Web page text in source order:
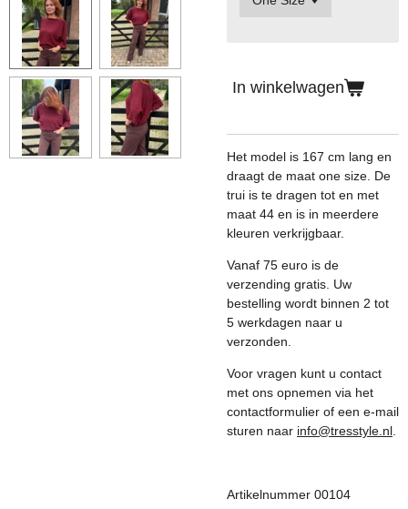
In winkelwagen
Het model is 167 cm lang en
draagt de maat one size. De
trui is te dragen tot en met
maat 44 en is in meerdere
kleuren verkrijgbaar.
Vanaf 75 euro is de
verzending gratis. Uw
bestelling wordt binnen 2 tot
5 werkdagen naar u
verzonden.
Voor vragen kunt u contact
met ons opnemen via het
contactformulier of een e-mail
sturen naar info@tresstyle.nl
Artikelnummer 00104